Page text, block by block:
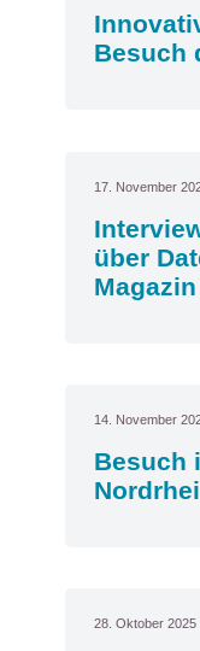
Besuch
17. November
über
14. November
Besuch
28. Oktober 2025